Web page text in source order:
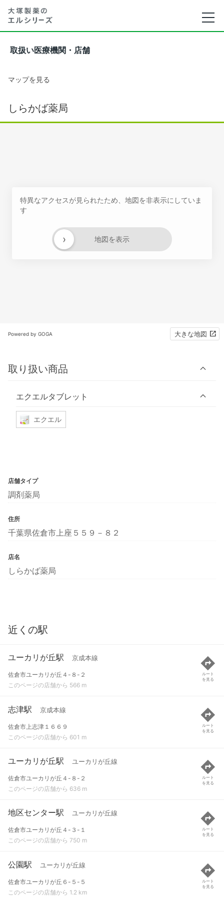
取扱い医療機関・店舗
マップを見る
しらかば薬局
特異なアクセスが見られたため、地図を非表示にしていま
す
地図を表示
›
Powered by GOGA 大きな地図
取り扱い商品
エクエルタブレット
エクエル
店舗タイプ
調剤薬局
住所
千葉県佐倉市上座５５９－８２
店名
しらかば薬局
近くの駅
ユーカリが丘駅 京成本線
佐倉市ユーカリが丘４-８-２
このページの店舗から 566 m
ルート
を見る
志津駅 京成本線
佐倉市上志津１６６９
このページの店舗から 601 m
ルート
を見る
ユーカリが丘駅 ユーカリが丘線
佐倉市ユーカリが丘４-８-２
このページの店舗から 636 m
ルート
を見る
地区センター駅 ユーカリが丘線
佐倉市ユーカリが丘４-３-１
このページの店舗から 750 m
ルート
を見る
公園駅 ユーカリが丘線
佐倉市ユーカリが丘６-５-５
このページの店舗から 1.2 km
ルート
を見る